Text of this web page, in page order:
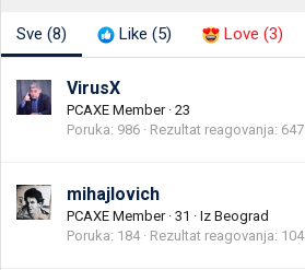
Sve (8) Like (5) Love (3)
VirusX
PCAXE Member · 23
Poruka 986 Rezultat reagovanja 647
mihajlovich
PCAXE Member · 31 · Iz Beograd
Poruka 184 Rezultat reagovanja 104